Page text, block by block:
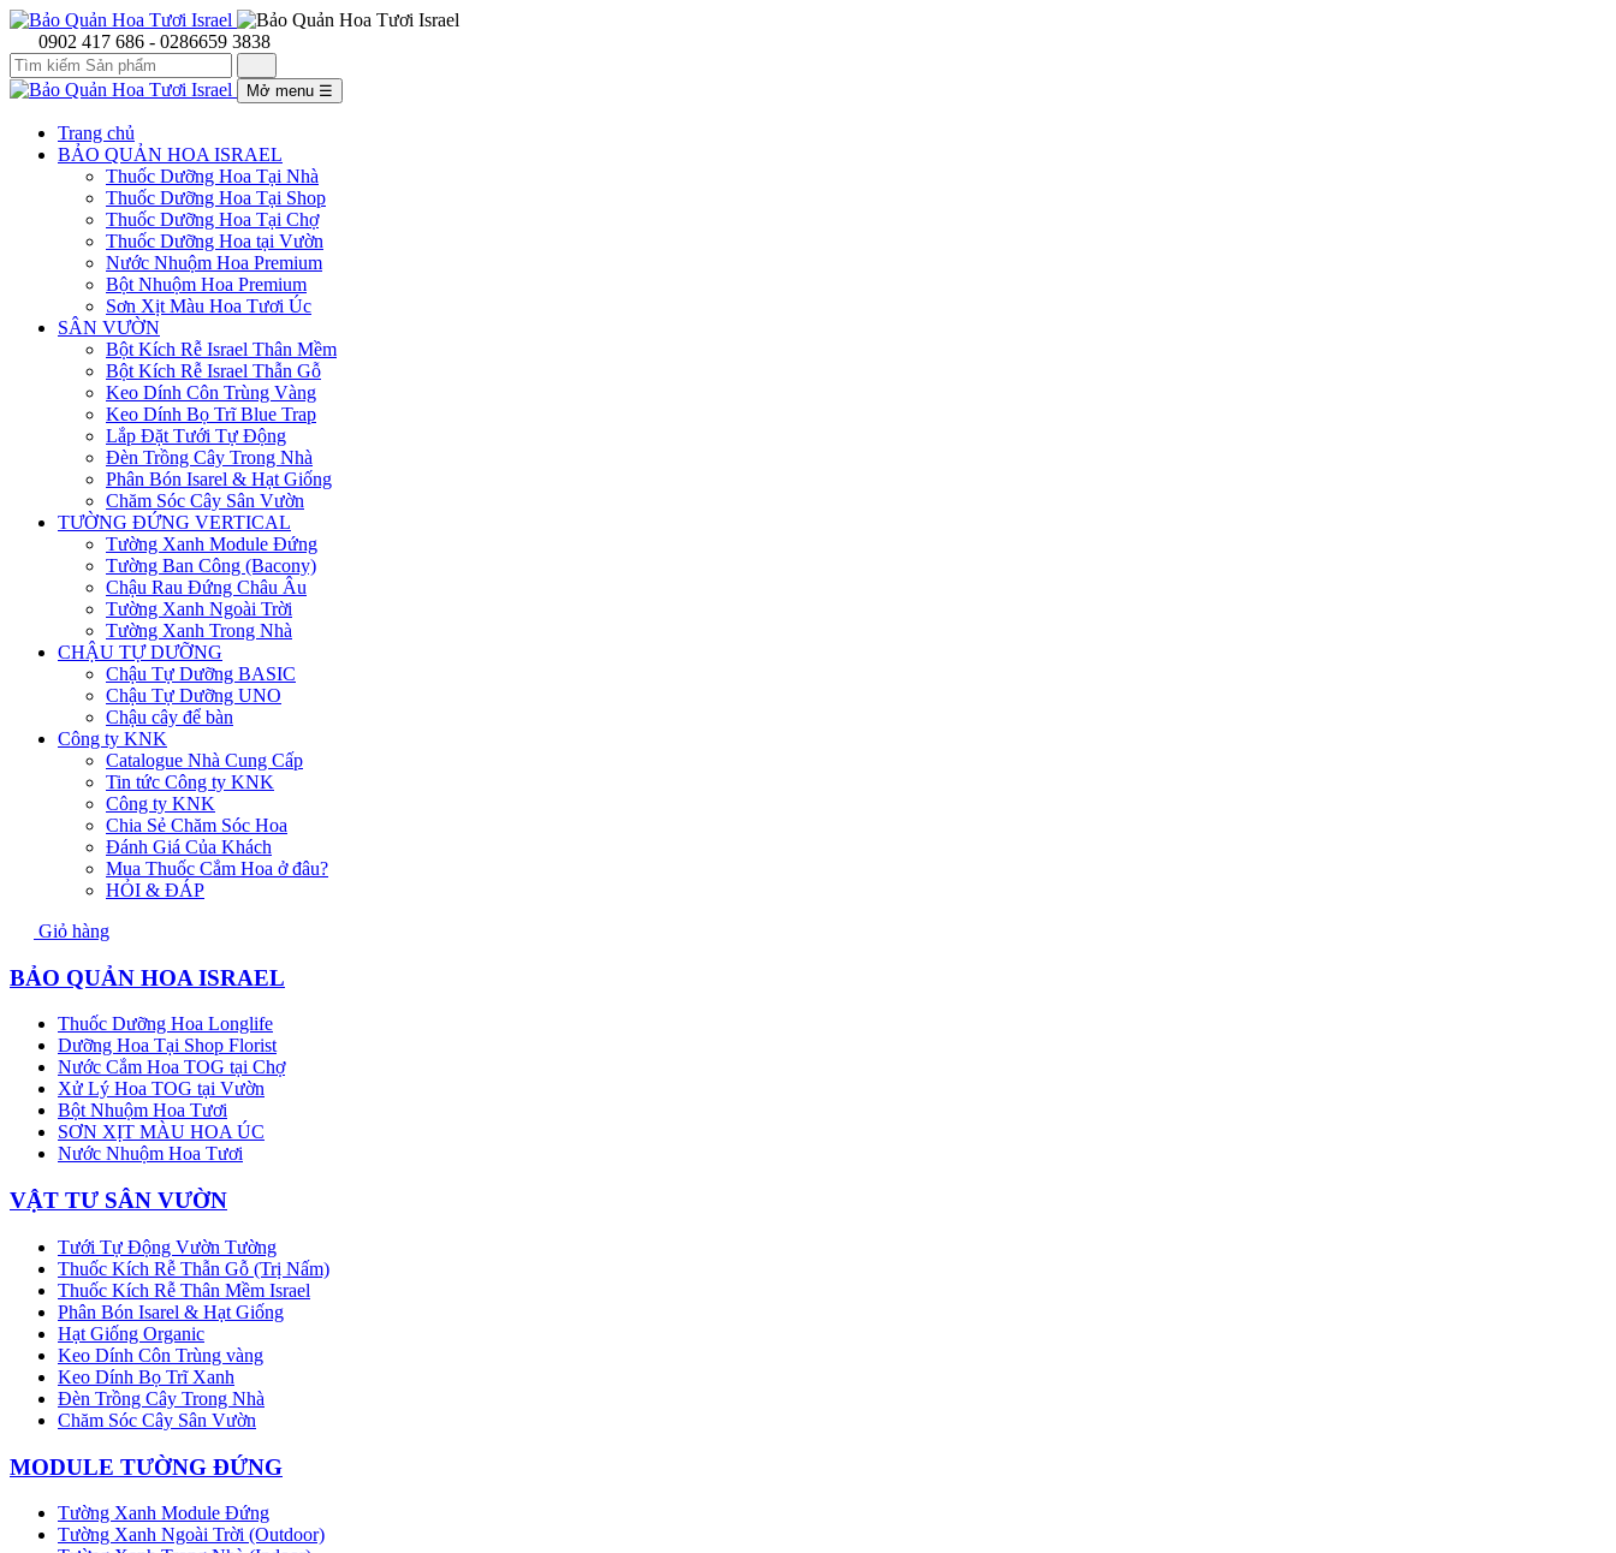
0902 417 686 - 0286659 3838
Mở menu ☰
Trang chủ
BẢO QUẢN HOA ISRAEL
Thuốc Dưỡng Hoa Tại Nhà
Thuốc Dưỡng Hoa Tại Shop
Thuốc Dưỡng Hoa Tại Chợ
Thuốc Dưỡng Hoa tại Vườn
Nước Nhuộm Hoa Premium
Bột Nhuộm Hoa Premium
Sơn Xịt Màu Hoa Tươi Úc
SÂN VƯỜN
Bột Kích Rễ Israel Thân Mềm
Bột Kích Rễ Israel Thẫn Gỗ
Keo Dính Côn Trùng Vàng
Keo Dính Bọ Trĩ Blue Trap
Lắp Đặt Tưới Tự Động
Đèn Trồng Cây Trong Nhà
Phân Bón Isarel & Hạt Giống
Chăm Sóc Cây Sân Vườn
TƯỜNG ĐỨNG VERTICAL
Tường Xanh Module Đứng
Tường Ban Công (Bacony)
Chậu Rau Đứng Châu Âu
Tường Xanh Ngoài Trời
Tường Xanh Trong Nhà
CHẬU TỰ DƯỠNG
Chậu Tự Dưỡng BASIC
Chậu Tự Dưỡng UNO
Chậu cây để bàn
Công ty KNK
Catalogue Nhà Cung Cấp
Tin tức Công ty KNK
Công ty KNK
Chia Sẻ Chăm Sóc Hoa
Đánh Giá Của Khách
Mua Thuốc Cắm Hoa ở đâu?
HỎI & ĐÁP
Giỏ hàng
BẢO QUẢN HOA ISRAEL
Thuốc Dưỡng Hoa Longlife
Dưỡng Hoa Tại Shop Florist
Nước Cắm Hoa TOG tại Chợ
Xử Lý Hoa TOG tại Vườn
Bột Nhuộm Hoa Tươi
SƠN XỊT MÀU HOA ÚC
Nước Nhuộm Hoa Tươi
VẬT TƯ SÂN VƯỜN
Tưới Tự Động Vườn Tường
Thuốc Kích Rễ Thẫn Gỗ (Trị Nấm)
Thuốc Kích Rễ Thân Mềm Israel
Phân Bón Isarel & Hạt Giống
Hạt Giống Organic
Keo Dính Côn Trùng vàng
Keo Dính Bọ Trĩ Xanh
Đèn Trồng Cây Trong Nhà
Chăm Sóc Cây Sân Vườn
MODULE TƯỜNG ĐỨNG
Tường Xanh Module Đứng
Tường Xanh Ngoài Trời (Outdoor)